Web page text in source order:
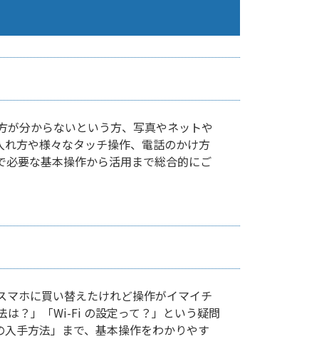
分からないという方、写真やネットや
方や様々なタッチ操作、電話のかけ方
要な基本操作から活用まで総合的にご
ホに買い替えたけれど操作がイマイチ
？」「Wi-Fi の設定って？」という疑問
手方法」まで、基本操作をわかりやす